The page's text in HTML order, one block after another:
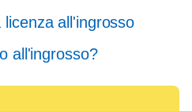
all'ingrosso
all'ingrosso?